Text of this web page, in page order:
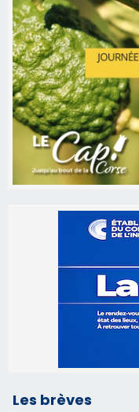
06/08/2026 15:57
Ucciani –
Corte –
projection sous